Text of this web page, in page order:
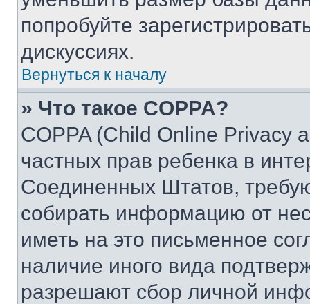
попробуйте
дискуссиях.
Вернуться к началу
» Что такое COPPA?
COPPA (Child Online Privacy
частных прав ребенка в
Соединенных Штатов,
собирать информацию от
иметь на это письменное
наличие иного вида
разрешают сбор личной